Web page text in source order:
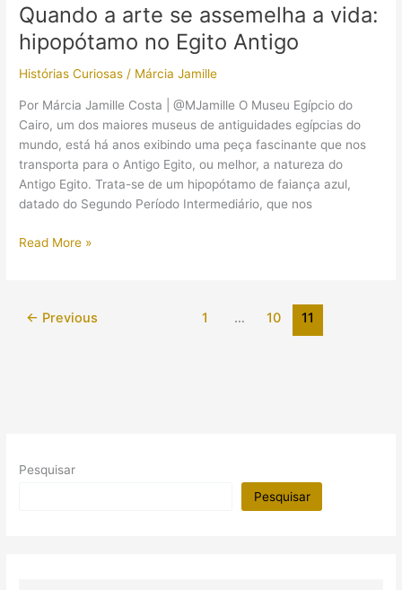
margens
do
Quando a arte se assemelha a vida:
hipopótamo no Egito Antigo
Histórias Curiosas / Márcia Jamille
Por Márcia Jamille Costa | @MJamille O Museu Egípcio do
Cairo, um dos maiores museus de antiguidades egípcias do
mundo, está há anos exibindo uma peça fascinante que nos
transporta para o Antigo Egito, ou melhor, a natureza do
Antigo Egito. Trata-se de um hipopótamo de faiança azul,
datado do Segundo Período Intermediário, que nos
Quando
assemelha
Read More »
← Previous 1 … 10 11
Pesquisar
Pesquisar